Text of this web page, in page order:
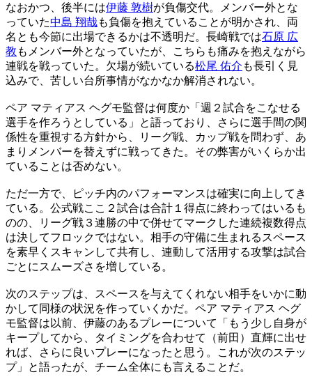
なおかつ、後半には伊藤 敦樹が負傷交代。メンバー外とな
っていた中島 翔哉も負傷を抱えていることが明かされ、両
名とも今節に出場できるかは不透明だ。長崎戦では石原 広
教 もメンバー外となっていたが、こちらも痛みを抱えながら
連戦を戦っていた。欠場が続いている松尾 佑介 も長引く見
込みで、苦しい台所事情がなかなか解消されない。
ペア マティアス ヘグモ監督は何度か「週２試合をこなせる
選手を作ろうとしている」と語っており、さらに選手間の関
係性を重視する方針から、リーグ戦、カップ戦を問わず、あ
まりメンバーを替えずに戦ってきた。その弊害がいくらか出
ていることは否めない。
ただ一方で、ピッチ内のパフォーマンスは確実に向上してき
ている。公式戦ここ２試合は合計１得点に終わってはいるも
のの、リーグ戦３連勝の中で併せてマークした連続複数得点
は決してフロックではない。相手の守備に生まれるスペース
を素早くスキャンして共有し、連動して活用する攻撃は試合
ごとにスムーズさを増している。
次のステップは、スペースを与えてくれない相手をいかに動
かして同様の状況を作っていくかだ。ペア マティアス ヘグ
モ監督は以前、伊藤のあるプレーについて「もう少し自身が
キープしてから、タイミングを合わせて（前田）直輝に出せ
れば、さらに良いプレーになったと思う。これが次のステッ
プ」と語ったが、チーム全体にも言えることだ。